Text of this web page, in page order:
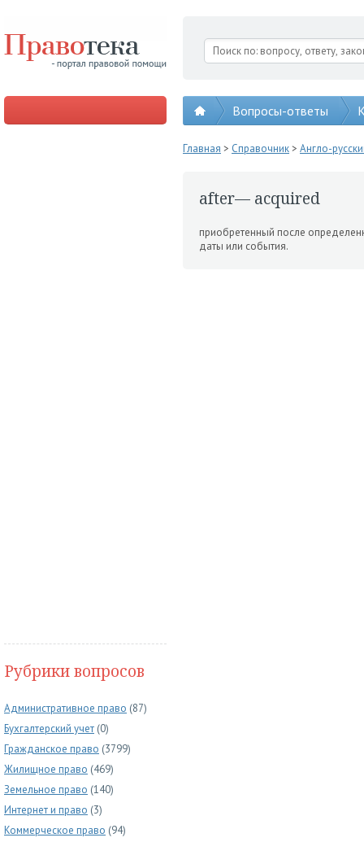
Вопросы-ответы
Рубрики вопросов
Административное право (87)
Бухгалтерский учет (0)
Гражданское право (3799)
Жилищное право (469)
Земельное право (140)
Интернет и право (3)
Коммерческое право (94)
Главная > Справочник> Англо-
after— acquired
приобретенный после
даты или события.